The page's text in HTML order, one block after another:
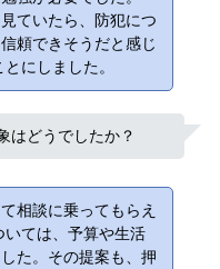
ていたら、防犯につ
頼できそうだと感じ
にしました。
はどうでしたか？
相談に乗ってもらえ
ては、予算や生活
た。その提案も、押